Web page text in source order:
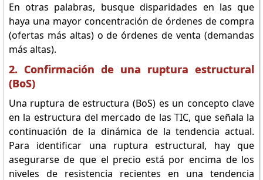
En otras palabras, busque disparidades en las que
haya una mayor concentración de órdenes de compra
(ofertas más altas) o de órdenes de venta (demandas
más altas).
2. Confirmación de una ruptura estructural
(BoS)
Una ruptura de estructura (BoS) es un concepto clave
en la estructura del mercado de las TIC, que señala la
continuación de la dinámica de la tendencia actual.
Para identificar una ruptura estructural, hay que
asegurarse de que el precio está por encima de los
niveles de resistencia recientes en una tendencia